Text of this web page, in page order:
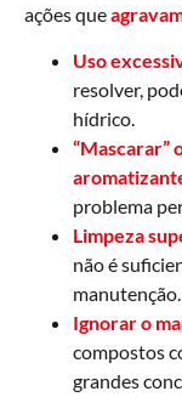
ações que
Uso
resolver,
hídrico.
“Mascarar”
problema
Limpeza
não é
manutenção.
Ignorar o
compostos
grandes